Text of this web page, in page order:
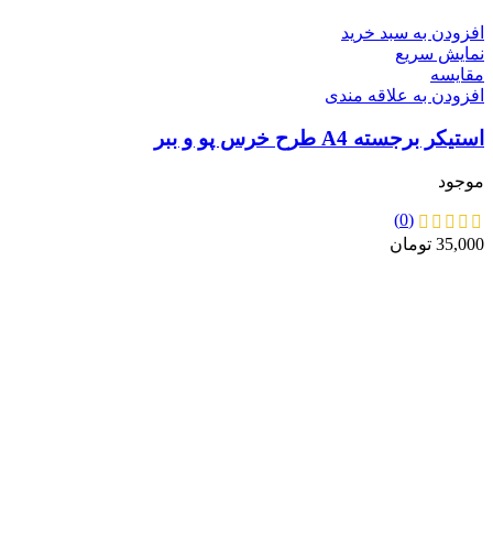
افزودن به سبد خرید
نمایش سریع
مقايسه
افزودن به علاقه مندی
استیکر برجسته A4 طرح خرس پو و ببر
موجود
(0)
35,000 تومان